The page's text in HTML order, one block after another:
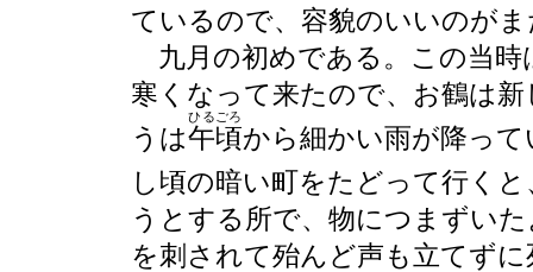
ているので、容貌のいいのが
九月の初めである。この当時
寒くなって来たので、お鶴は
うは午頃
ひるごろ
から細かい雨が降っ
し頃の暗い町をたどって行く
うとする所で、物につまずい
を刺されて殆んど声も立てず